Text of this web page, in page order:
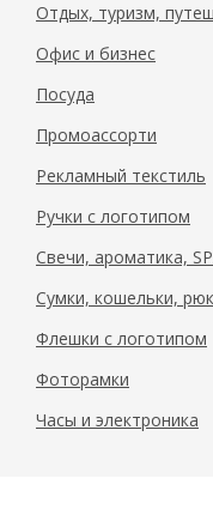
Отдых, туризм,
Офис и бизнес
Посуда
Промоассорти
Рекламный текстиль
Ручки с логотипом
Свечи, ароматика,
Сумки, кошельки,
Флешки с логотипом
Фоторамки
Часы и электроника